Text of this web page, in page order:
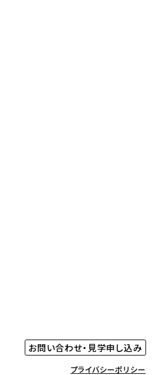
お問い合わせ・見学申し込み
プライバシーポリシー